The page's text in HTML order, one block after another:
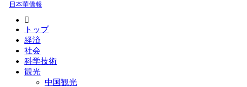
日本華僑報
トップ
経済
社会
科学技術
観光
中国観光